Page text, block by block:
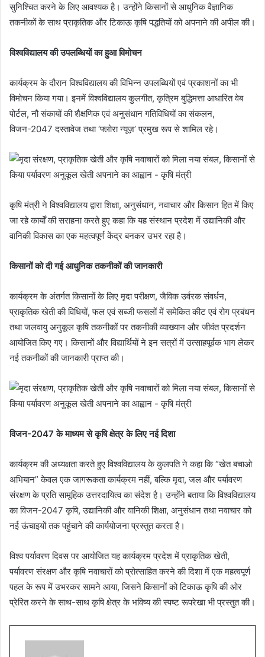
सुनिश्चित करने के लिए आवश्यक है। उन्होंने किसानों से आधुनिक वैज्ञानिक
तकनीकों के साथ प्राकृतिक और टिकाऊ कृषि पद्धतियों को अपनाने की अपील की।
विश्वविद्यालय की उपलब्धियों का हुआ विमोचन
कार्यक्रम के दौरान विश्वविद्यालय की विभिन्न उपलब्धियों एवं प्रकाशनों का भी
विमोचन किया गया। इनमें विश्वविद्यालय कुलगीत, कृत्रिम बुद्धिमत्ता आधारित वेब
पोर्टल, नौ संकायों की शैक्षणिक एवं अनुसंधान गतिविधियों का संकलन,
विजन-2047 दस्तावेज तथा ‘फ्लोरा न्यूज़’ प्रमुख रूप से शामिल रहे।
कृषि मंत्री ने विश्वविद्यालय द्वारा शिक्षा, अनुसंधान, नवाचार और किसान हित में किए
जा रहे कार्यों की सराहना करते हुए कहा कि यह संस्थान प्रदेश में उद्यानिकी और
वानिकी विकास का एक महत्वपूर्ण केंद्र बनकर उभर रहा है।
किसानों को दी गई आधुनिक तकनीकों की जानकारी
कार्यक्रम के अंतर्गत किसानों के लिए मृदा परीक्षण, जैविक उर्वरक संवर्धन,
प्राकृतिक खेती की विधियों, फल एवं सब्जी फसलों में समेकित कीट एवं रोग प्रबंधन
तथा जलवायु अनुकूल कृषि तकनीकों पर तकनीकी व्याख्यान और जीवंत प्रदर्शन
आयोजित किए गए। किसानों और विद्यार्थियों ने इन सत्रों में उत्साहपूर्वक भाग लेकर
नई तकनीकों की जानकारी प्राप्त की।
विजन-2047 के माध्यम से कृषि क्षेत्र के लिए नई दिशा
कार्यक्रम की अध्यक्षता करते हुए विश्वविद्यालय के कुलपति ने कहा कि “खेत बचाओ
अभियान” केवल एक जागरूकता कार्यक्रम नहीं, बल्कि मृदा, जल और पर्यावरण
संरक्षण के प्रति सामूहिक उत्तरदायित्व का संदेश है। उन्होंने बताया कि विश्वविद्यालय
का विजन-2047 कृषि, उद्यानिकी और वानिकी शिक्षा, अनुसंधान तथा नवाचार को
नई ऊंचाइयों तक पहुंचाने की कार्ययोजना प्रस्तुत करता है।
विश्व पर्यावरण दिवस पर आयोजित यह कार्यक्रम प्रदेश में प्राकृतिक खेती,
पर्यावरण संरक्षण और कृषि नवाचारों को प्रोत्साहित करने की दिशा में एक महत्वपूर्ण
पहल के रूप में उभरकर सामने आया, जिसने किसानों को टिकाऊ कृषि की ओर
प्रेरित करने के साथ-साथ कृषि क्षेत्र के भविष्य की स्पष्ट रूपरेखा भी प्रस्तुत की।